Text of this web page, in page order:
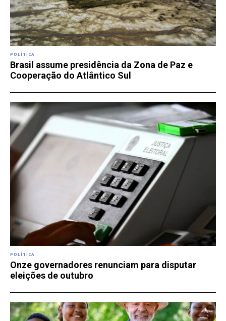
POLÍTICA
Brasil assume presidência da Zona de Paz e
Cooperação do Atlântico Sul
POLÍTICA
Onze governadores renunciam para disputar
eleições de outubro